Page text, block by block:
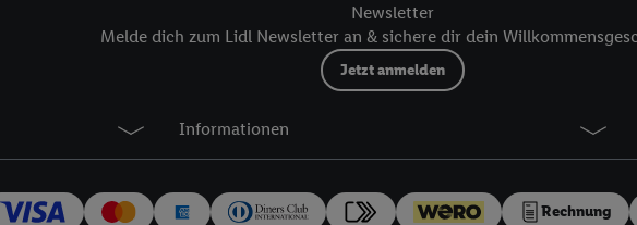
Newsletter
Melde dich zum Lidl Newsletter an & sichere dir dein
Jetzt anmelden
Informationen
Rechnung
Verknüpfung verschiedener Endgeräte, Identifikation von Geräten anhand automatisch
Messung des Erfolgs von Werbekampagnen durch TTD und Nutzung der Telekommunikations-
Zugriff auf Informationen auf einem Endgerät. Entwicklung und Verbesserung der Angebote.
Zielgruppen durch Statistiken oder Kombinationen von Daten aus verschiedenen Quellen.
reduzierter Daten zur Auswahl von Werbeanzeigen. Messung der Werbeleistung. Verwendung
Auswahl personalisierter Werbung.